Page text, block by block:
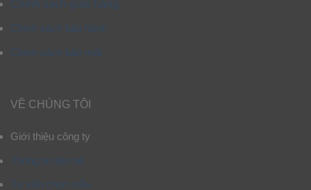
Chính sách giao hàng
Chính sách bảo hành
Chính sách bảo mật
VỀ CHÚNG TÔI
Giới thiệu công ty
Thông tin liên hệ
Tư vấn chọn mẫu